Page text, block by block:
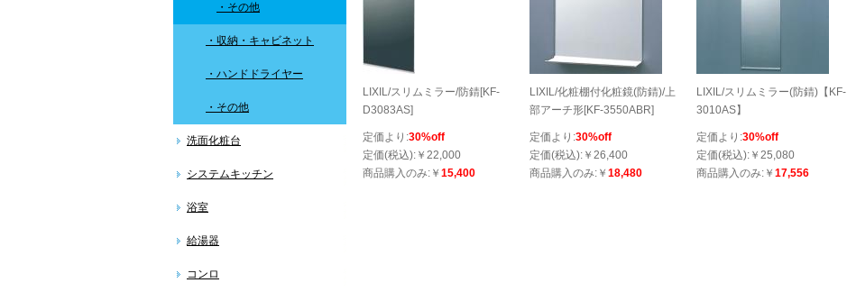
・その他
・収納・キャビネット
・ハンドドライヤー
・その他
洗面化粧台
システムキッチン
浴室
給湯器
コンロ
LIXIL/スリムミラー/防錆[KF-
D3083AS]
定価より:30%off
定価(税込):￥22,000
商品購入のみ:￥ 15,400
LIXIL/化粧棚付化粧鏡(防錆)/上
部アーチ形[KF-3550ABR]
定価より:30%off
定価(税込):￥26,400
商品購入のみ:￥ 18,480
LIXIL/スリムミラー(防錆)【KF-
3010AS】
定価より:30%off
定価(税込):￥25,080
商品購入のみ:￥ 17,556